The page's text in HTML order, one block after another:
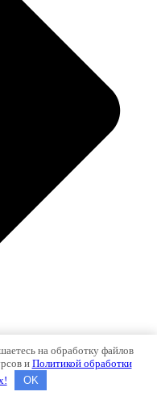
на обработку файлов
иПолитикой обработки
OK